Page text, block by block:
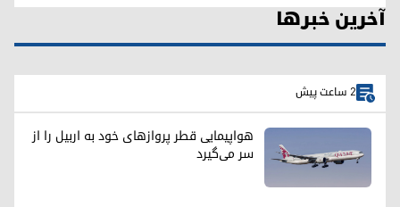
آخرین خبرها
2 ساعت پیش
هواپیمایی قطر پروازهای خود به اربیل را از
سر می‌گیرد